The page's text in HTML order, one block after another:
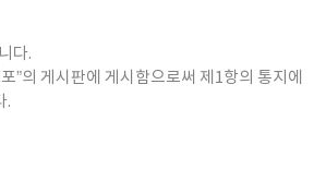
다.
”의 게시판에 게시함으로써 제1항의 통지에
.